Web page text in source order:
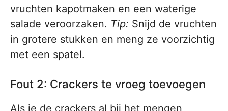
vruchten kapotmaken en een waterige
salade veroorzaken. Tip: Snijd de vruchten
in grotere stukken en meng ze voorzichtig
met een spatel.
Fout 2: Crackers te vroeg toevoegen
Als je de crackers al bij het mengen